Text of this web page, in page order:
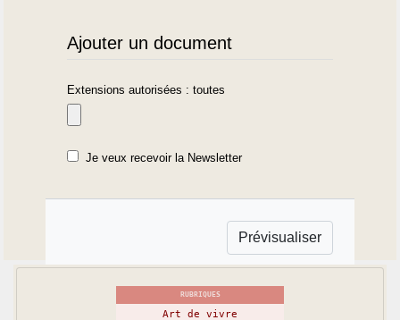
Ajouter un document
Extensions autorisées : toutes
Je veux recevoir la Newsletter
RUBRIQUES
Art de vivre